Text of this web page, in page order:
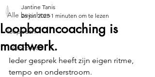
Alle berichten
loopbaan
talentcoach
Loopbaancoaching is
maatwerk.
Jantine Tanis
26 jan 2023 1 minuten om te lezen
Ieder gesprek heeft zijn eigen ritme,
tempo en onderstroom.